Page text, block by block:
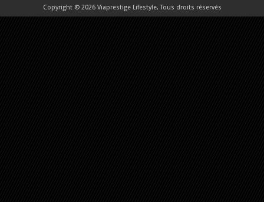
Copyright © 2026 Viaprestige Lifestyle, Tous droits réservés